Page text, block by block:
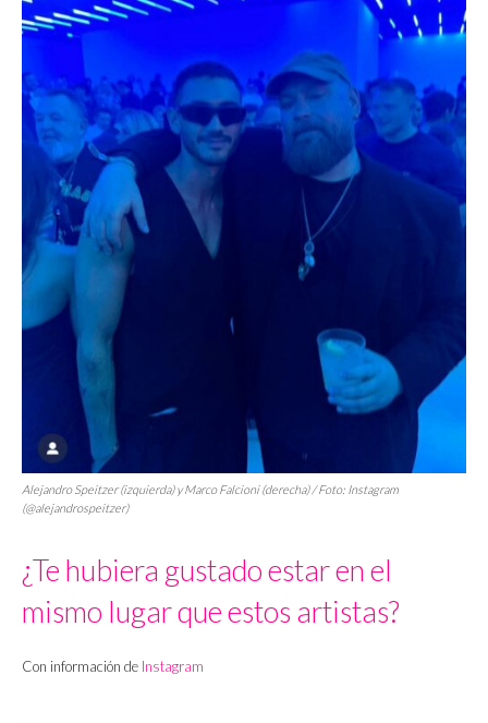
Alejandro Speitzer (izquierda) y Marco Falcioni (derecha) / Foto: Instagram
(@alejandrospeitzer)
¿Te hubiera gustado estar en el
mismo lugar que estos artistas?
Con información de Instagram